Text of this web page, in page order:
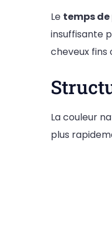
Le temps de
insuffisante
cheveux fins
La couleur
plus